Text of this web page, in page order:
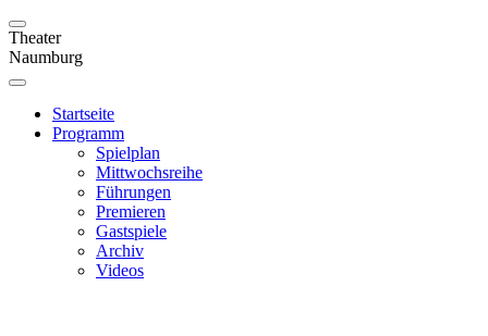
Theater
Naumburg
Startseite
Programm
Spielplan
Mittwochsreihe
Führungen
Premieren
Gastspiele
Archiv
Videos